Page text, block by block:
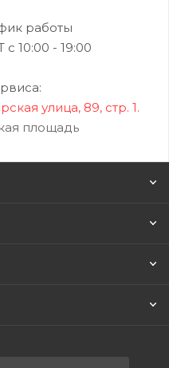
работы
10:00 - 19:00
улица, 89, стр. 1.
площадь